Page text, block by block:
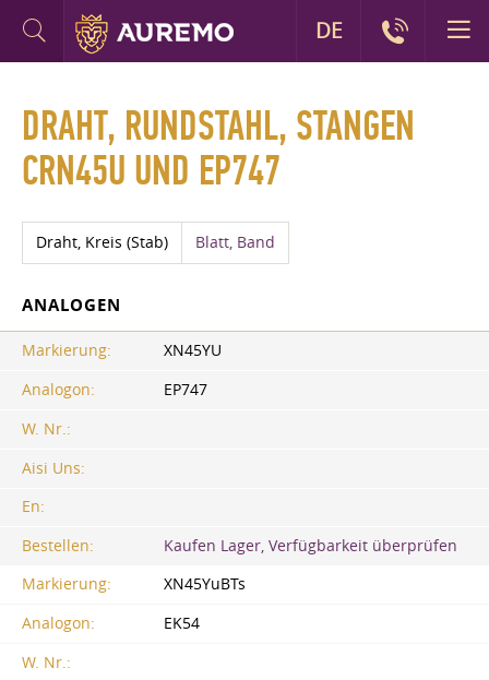
DRAHT, RUNDSTAHL, STANGEN
CRN45U UND EP747
Draht, Kreis (Stab) Blatt, Band
ANALOGEN
Markierung:
XN45YU
Analogon:
EP747
W. Nr.:
Aisi Uns:
En:
Bestellen:
Kaufen Lager, Verfügbarkeit überprüfen
Markierung:
XN45YuBTs
Analogon:
EK54
W. Nr.:
DE